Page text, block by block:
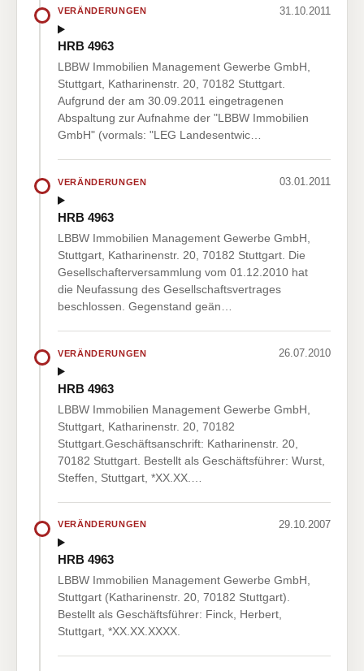
VERÄNDERUNGEN 31.10.2011
HRB 4963
LBBW Immobilien Management Gewerbe GmbH,
Stuttgart, Katharinenstr. 20, 70182 Stuttgart.
Aufgrund der am 30.09.2011 eingetragenen
Abspaltung zur Aufnahme der "LBBW Immobilien
GmbH" (vormals: "LEG Landesentwic…
VERÄNDERUNGEN 03.01.2011
HRB 4963
LBBW Immobilien Management Gewerbe GmbH,
Stuttgart, Katharinenstr. 20, 70182 Stuttgart. Die
Gesellschafterversammlung vom 01.12.2010 hat
die Neufassung des Gesellschaftsvertrages
beschlossen. Gegenstand geän…
VERÄNDERUNGEN 26.07.2010
HRB 4963
LBBW Immobilien Management Gewerbe GmbH,
Stuttgart, Katharinenstr. 20, 70182
Stuttgart.Geschäftsanschrift: Katharinenstr. 20,
70182 Stuttgart. Bestellt als Geschäftsführer: Wurst,
Steffen, Stuttgart, *XX.XX.…
VERÄNDERUNGEN 29.10.2007
HRB 4963
LBBW Immobilien Management Gewerbe GmbH,
Stuttgart (Katharinenstr. 20, 70182 Stuttgart).
Bestellt als Geschäftsführer: Finck, Herbert,
Stuttgart, *XX.XX.XXXX.